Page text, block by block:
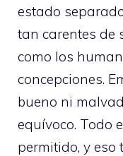
estado
tan carentes de
como los
concepciones.
bueno ni
equívoco. Todo
permitido, y eso